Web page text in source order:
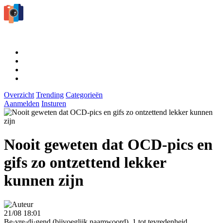
Overzicht Trending Categorieën
Aanmelden Insturen
Nooit geweten dat OCD-pics en
gifs zo ontzettend lekker
kunnen zijn
21/08 18:01